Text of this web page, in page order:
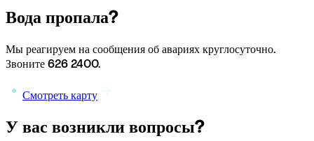
Вода пропала?
Мы реагируем на сообщения об авариях круглосуточно.
Звоните 626 2400.
Смотреть карту
У вас возникли вопросы?